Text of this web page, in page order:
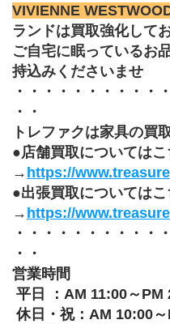
VIVIENNE
ランドは買取強化して
ご自宅に眠っているお
持込みくださいませ
・・・・・・・・・・
・・
トレファクは家具の買
●店舗買取についてはこ
→ https://
●出張買取についてはこ
→ https://
・・・・・・・・・・
・・
営業時間
平日 ：AM 11:00～PM
休日・祝：AM 10:00